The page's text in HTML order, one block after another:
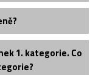
1. kategorie. Co